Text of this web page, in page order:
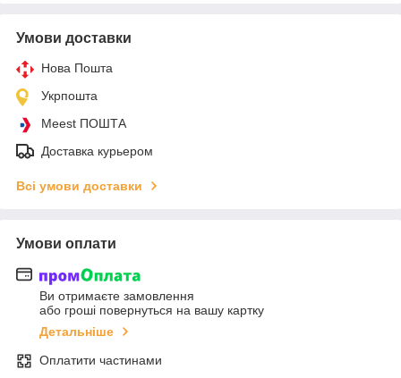
Умови доставки
Нова Пошта
Укрпошта
Meest ПОШТА
Доставка курьером
Всі умови доставки
Умови оплати
Ви отримаєте замовлення
або гроші повернуться на вашу картку
Детальніше
Оплатити частинами